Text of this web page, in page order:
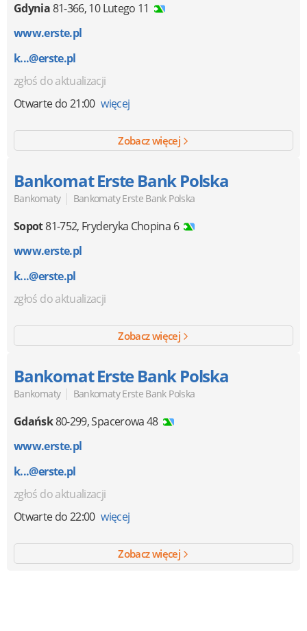
Gdynia81-366,10 Lutego 11
www.erste.pl
k...@erste.pl
zgłoś do aktualizacji
Otwartedo 21:00 więcej
Zobacz więcej
Bankomat Erste Bank Polska
Bankomaty | Bankomaty Erste Bank Polska
Sopot81-752, Fryderyka Chopina 6
www.erste.pl
k...@erste.pl
zgłoś do aktualizacji
Zobacz więcej
Bankomat Erste Bank Polska
Bankomaty | Bankomaty Erste Bank Polska
Gdańsk80-299,Spacerowa 48
www.erste.pl
k...@erste.pl
zgłoś do aktualizacji
Otwartedo 22:00 więcej
Zobacz więcej